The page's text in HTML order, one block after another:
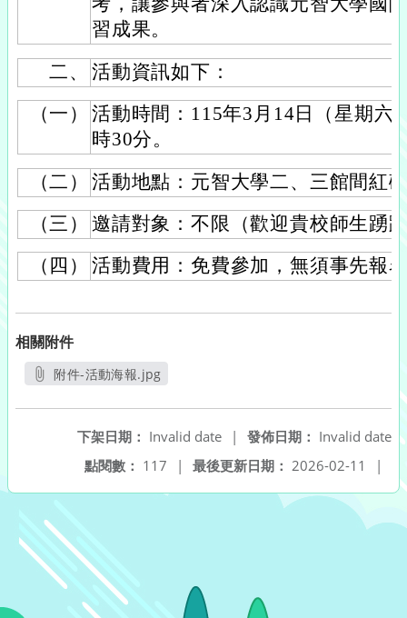
習成果。
二、
活動資訊如下：
（一）
活動時間：115年3月14日（星期六
時30分。
（二）
活動地點：元智大學二、三館間紅
（三）
邀請對象：不限（歡迎貴校師生踴
（四）
活動費用：免費參加，無須事先報
相關附件
附件-活動海報.jpg
發佈日期： Invalid date
下架日期： Invalid date
|
最後更新日期： 2026-02-11 |
點閱數： 117 |